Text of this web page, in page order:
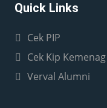
Quick Links
Cek PIP
Cek Kip Kemenag
Verval Alumni